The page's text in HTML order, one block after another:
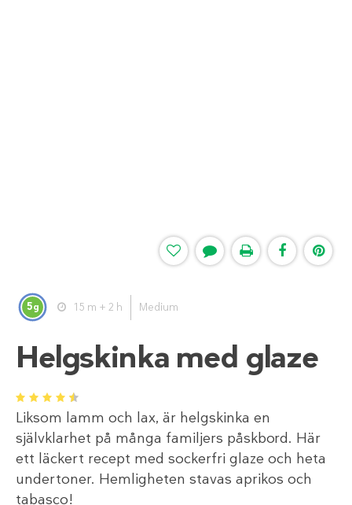
5g 15 m + 2 h Medium
Helgskinka med glaze
1 2 3 4 5
Liksom lamm och lax, är helgskinka en
självklarhet på många familjers påskbord. Här
ett läckert recept med sockerfri glaze och heta
undertoner. Hemligheten stavas aprikos och
tabasco!